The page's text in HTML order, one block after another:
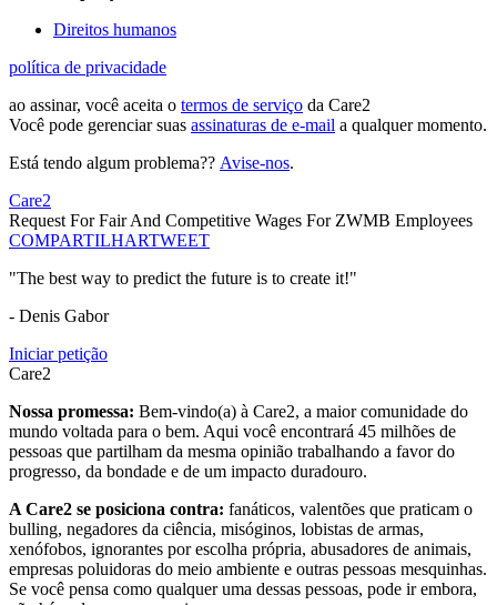
Direitos humanos
política de privacidade
ao assinar, você aceita o termos de serviço da Care2
Você pode gerenciar suas assinaturas de e-mail a qualquer momento.
Está tendo algum problema?? Avise-nos.
Care2
Request For Fair And Competitive Wages For ZWMB Employees
COMPARTILHARTWEET
"The best way to predict the future is to create it!"
- Denis Gabor
Iniciar petição
Care2
Nossa promessa: Bem-vindo(a) à Care2, a maior comunidade do
mundo voltada para o bem. Aqui você encontrará 45 milhões de
pessoas que partilham da mesma opinião trabalhando a favor do
progresso, da bondade e de um impacto duradouro.
A Care2 se posiciona contra: fanáticos, valentões que praticam o
bulling, negadores da ciência, misóginos, lobistas de armas,
xenófobos, ignorantes por escolha própria, abusadores de animais,
empresas poluidoras do meio ambiente e outras pessoas mesquinhas.
Se você pensa como qualquer uma dessas pessoas, pode ir embora,